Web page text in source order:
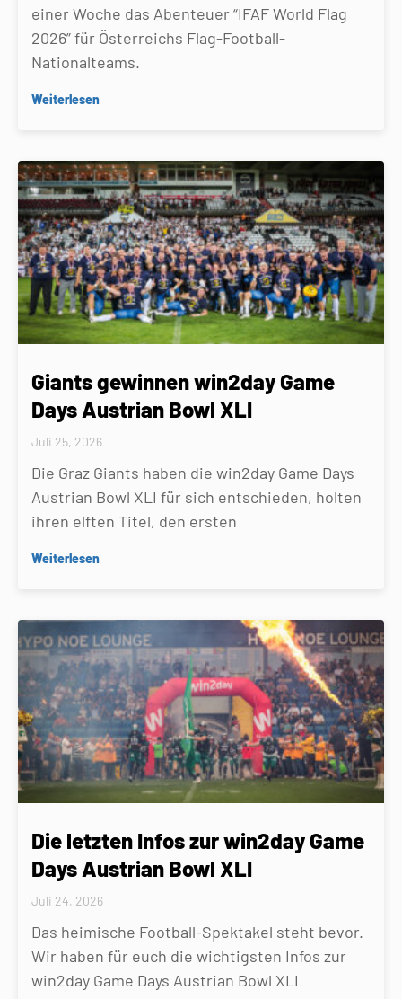
einer Woche das Abenteuer “IFAF World Flag
2026” für Österreichs Flag-Football-
Nationalteams.
Weiterlesen
Giants gewinnen win2day Game
Days Austrian Bowl XLI
Juli 25, 2026
Die Graz Giants haben die win2day Game Days
Austrian Bowl XLI für sich entschieden, holten
ihren elften Titel, den ersten
Weiterlesen
Die letzten Infos zur win2day Game
Days Austrian Bowl XLI
Juli 24, 2026
Das heimische Football-Spektakel steht bevor.
Wir haben für euch die wichtigsten Infos zur
win2day Game Days Austrian Bowl XLI